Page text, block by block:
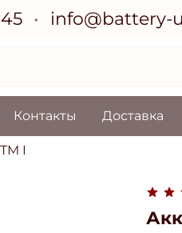
info@battery-
Контакты Доставка
I